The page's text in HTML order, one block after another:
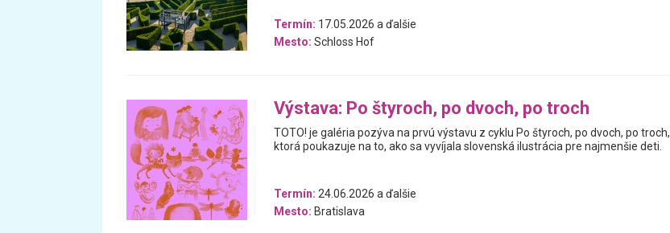
Termín: 17.05.2026 a ďalšie
Mesto: Schloss Hof
Výstava: Po štyroch, po dvoch, po troch
TOTO! je galéria pozýva na prvú výstavu z cyklu Po štyroch, po dvoch, po troch,
ktorá poukazuje na to, ako sa vyvíjala slovenská ilustrácia pre najmenšie deti.
Termín: 24.06.2026 a ďalšie
Mesto: Bratislava